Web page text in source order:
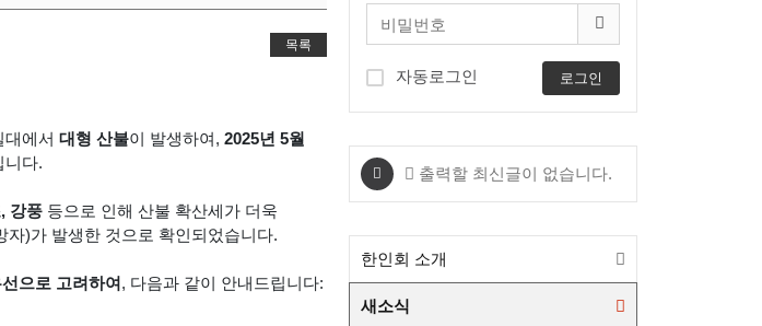
목록
대에서 대형 산불이 발생하여, 2025년 5월
니다.
강풍 등으로 인해 산불 확산세가 더욱
자)가 발생한 것으로 확인되었습니다.
으로 고려하여, 다음과 같이 안내드립니다:
자동로그인 로그인
출력할 최신글이 없습니다.
한인회 소개
새소식